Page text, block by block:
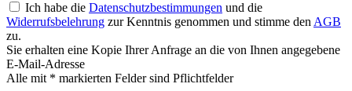
Ich habe die Datenschutzbestimmungen und die
Widerrufsbelehrung zur Kenntnis genommen und stimme den AGB
zu.
Sie erhalten eine Kopie Ihrer Anfrage an die von Ihnen angegebene
E-Mail-Adresse
Alle mit * markierten Felder sind Pflichtfelder